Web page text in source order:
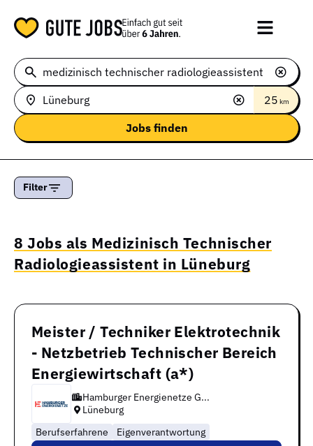
25 km
Filter
8 Jobs als Medizinisch Technischer
Radiologieassistent in Lüneburg
Meister / Techniker Elektrotechnik
- Netzbetrieb Technischer Bereich
Energiewirtschaft (a*)
Hamburger Energienetze G...
Lüneburg
Berufserfahrene
Eigenverantwortung